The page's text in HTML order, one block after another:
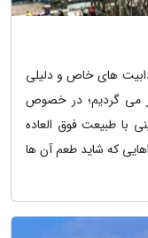
های خاص و دلیلی
می گردیم؛ در خصوص
با طبیعت فوق العاده
که شاید طعم آن ها